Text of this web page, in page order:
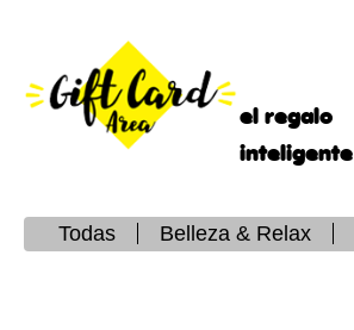
el regalo
inteligente
Todas Belleza & Relax